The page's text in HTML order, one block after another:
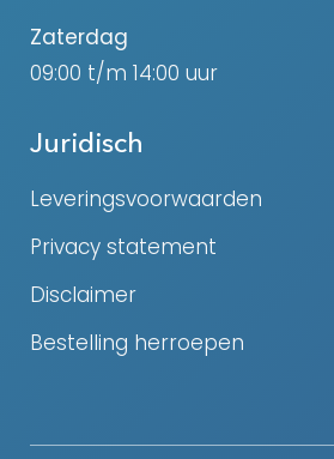
Zaterdag
09:00 t/m 14:00 uur
Juridisch
Leveringsvoorwaarden
Privacy statement
Disclaimer
Bestelling herroepen